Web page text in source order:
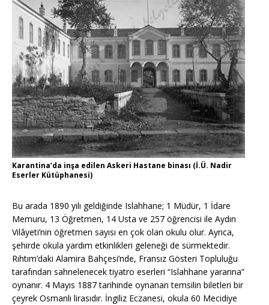
Karantina’da inşa edilen Askeri Hastane binası (İ.Ü. Nadir
Eserler Kütüphanesi)
Bu arada 1890 yılı geldiğinde Islahhane; 1 Müdür, 1 İdare
Memuru, 13 Öğretmen, 14 Usta ve 257 öğrencisi ile Aydın
Vilâyeti’nin öğretmen sayısı en çok olan okulu olur. Ayrıca,
şehirde okula yardım etkinlikleri geleneği de sürmektedir.
Rıhtım’daki Alamira Bahçesi’nde, Fransız Gösteri Topluluğu
tarafından sahnelenecek tiyatro eserleri “Islahhane yararına”
oynanır. 4 Mayıs 1887 tarihinde oynanan temsilin biletleri bir
çeyrek Osmanlı lirasıdır. İngiliz Eczanesi, okula 60 Mecidiye